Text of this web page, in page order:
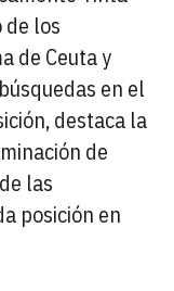
de los
de Ceuta y
en el
destaca la
de
las
posición en